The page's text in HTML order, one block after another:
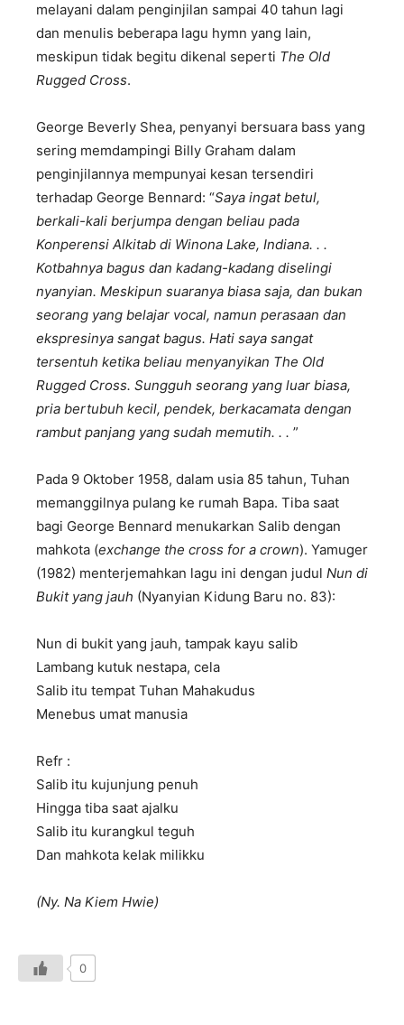
melayani dalam penginjilan sampai 40 tahun lagi
dan menulis beberapa lagu hymn yang lain,
meskipun tidak begitu dikenal seperti The Old
Rugged Cross.
George Beverly Shea, penyanyi bersuara bass yang
sering memdampingi Billy Graham dalam
penginjilannya mempunyai kesan tersendiri
terhadap George Bennard: “Saya ingat betul,
berkali-kali berjumpa dengan beliau pada
Konperensi Alkitab di Winona Lake, Indiana. . .
Kotbahnya bagus dan kadang-kadang diselingi
nyanyian. Meskipun suaranya biasa saja, dan bukan
seorang yang belajar vocal, namun perasaan dan
ekspresinya sangat bagus. Hati saya sangat
tersentuh ketika beliau menyanyikan The Old
Rugged Cross. Sungguh seorang yang luar biasa,
pria bertubuh kecil, pendek, berkacamata dengan
rambut panjang yang sudah memutih. . . ”
Pada 9 Oktober 1958, dalam usia 85 tahun, Tuhan
memanggilnya pulang ke rumah Bapa. Tiba saat
bagi George Bennard menukarkan Salib dengan
mahkota (exchange the cross for a crown). Yamuger
(1982) menterjemahkan lagu ini dengan judul Nun di
Bukit yang jauh (Nyanyian Kidung Baru no. 83):
Nun di bukit yang jauh, tampak kayu salib
Lambang kutuk nestapa, cela
Salib itu tempat Tuhan Mahakudus
Menebus umat manusia
Refr :
Salib itu kujunjung penuh
Hingga tiba saat ajalku
Salib itu kurangkul teguh
Dan mahkota kelak milikku
(Ny. Na Kiem Hwie)
0